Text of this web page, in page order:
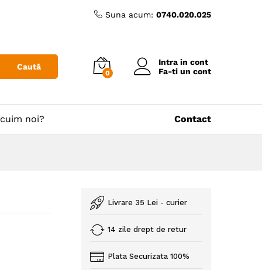
Suna acum: 0740.020.025
Caută
0
Intra in cont
Fa-ti un cont
noi? Contact
Livrare 35 Lei - curier
14 zile drept de retur
Plata Securizata 100%